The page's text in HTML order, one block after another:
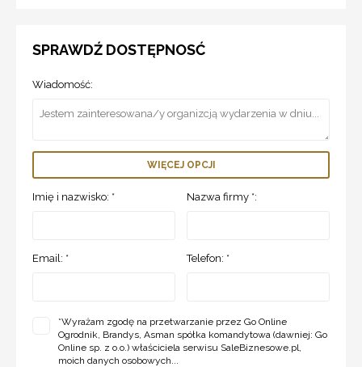
SPRAWDŹ DOSTĘPNOSĆ
Wiadomość:
WIĘCEJ OPCJI
Imię i nazwisko: * Nazwa firmy *:
Email: * Telefon: *
*Wyrażam zgodę na przetwarzanie przez Go Online
Ogrodnik, Brandys, Asman spółka komandytowa (dawniej: Go
Online sp. z o.o.) właściciela serwisu SaleBiznesowe.pl,
moich danych osobowych...